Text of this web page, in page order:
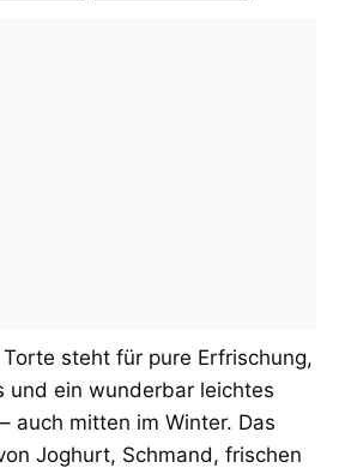
steht für pure Erfrischung,
und ein wunderbar leichtes
auch mitten im Winter. Das
Joghurt, Schmand, frischen